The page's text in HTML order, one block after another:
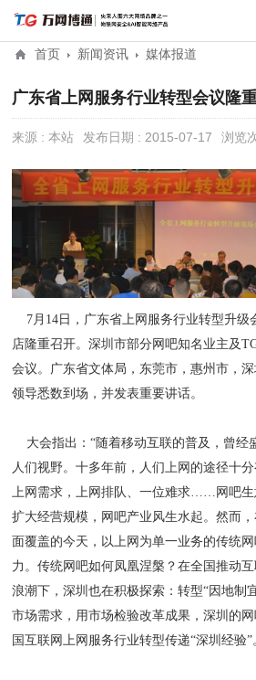
首页 新闻资讯 媒体报道
广东省上网服务行业转型会议隆
来源 : 本站 发布日期 : 2015-07-17 浏览
7月14日，广东省上网服务行业转型升级
店隆重召开。深圳市部分网吧知名业主及
会议。广东省文体局，东莞市，惠州市，
领导悉数到场，并发表重要讲话。
大会指出：“随着移动互联的普及，曾经
人们视野。十多年前，人们上网的途径十
上网需求，上网排队、一位难求……网吧生
扩大经营规模，网吧产业风生水起。然而
面覆盖的今天，以上网为单一业务的传统
力。传统网吧如何凤凰涅槃？在全国推动
浪潮下，深圳也在积极探索：转型“因地制
市场需求，用市场检验改革成果，深圳的
国互联网上网服务行业转型传递“深圳经验”